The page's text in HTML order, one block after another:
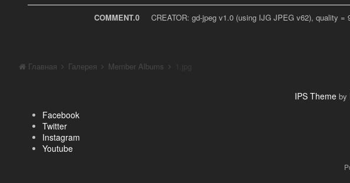
COMMENT.0 CREATOR: gd-jpeg v1.0 (using IJG JPEG v62), quality =
Главная Галерея Member Albums
IPS Theme by
Facebook
Twitter
Instagram
Youtube